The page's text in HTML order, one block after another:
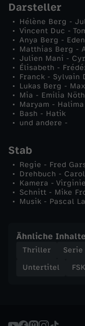
h
ä
n
g
n
s
v
l
l
Darsteller
Hélène Berg -
Vincent Duc -
Anya Berg -
Matthias Berg -
Julien Mani -
Élisabeth -
Franck - Sylvain
Lukas Berg -
Mia - Emilia Nöth
Maryam -
Bash - Hatik
und andere -
Stab
Regie - Fred
Drehbuch -
Kamera -
Schnitt - Mike
Musik - Pascal
Ähnliche
Thriller Serie
Untertitel